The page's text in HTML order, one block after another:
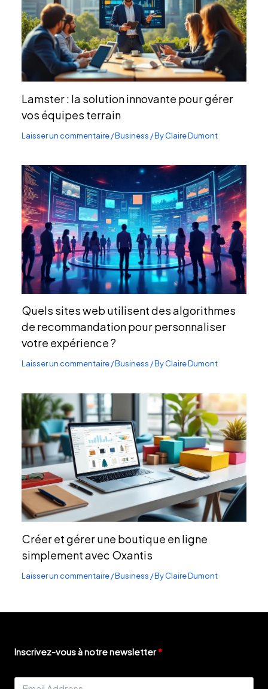
Lamster : la solution innovante pour gérer
vos équipes terrain
Laisser un commentaire/Business / ByClaire Dumont
Quels sites web utilisent des algorithmes
de recommandation pour personnaliser
votre expérience ?
Laisser un commentaire/Business / ByClaire Dumont
Créer et gérer une boutique en ligne
simplement avec Oxantis
Laisser un commentaire/Business / ByClaire Dumont
Inscrivez-vous à notre newsletter